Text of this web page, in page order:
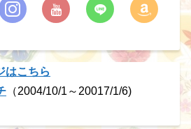
はこちら
（2004/10/1～20017/1/6)